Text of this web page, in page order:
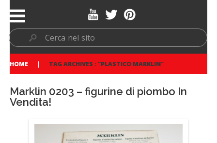
HOME TAG ARCHIVES : "PLASTICO MARKLIN"
Marklin 0203 – figurine di piombo In
Vendita!